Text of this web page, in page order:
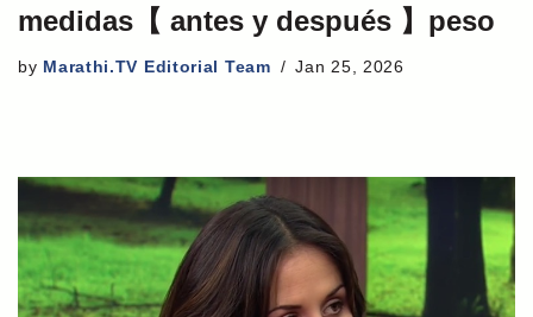
medidas【 antes y después 】peso
by Marathi.TV Editorial Team Jan 25, 2026